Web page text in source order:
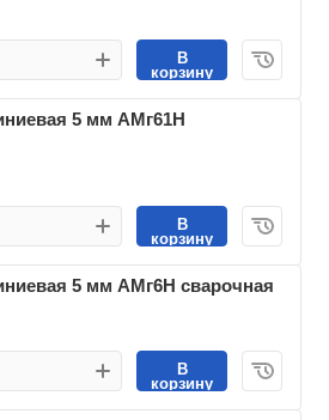
В
корзину
5 мм АМг61Н
В
корзину
5 мм АМг6Н сварочная
В
корзину